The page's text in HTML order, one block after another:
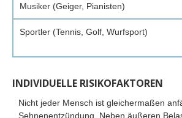
Musiker (Geiger, Pianisten)
Sportler (Tennis, Golf, Wurfsport)
INDIVIDUELLE RISIKOFAKTOREN
Nicht jeder Mensch ist gleichermaßen
Sehnenentzündung. Neben äußeren